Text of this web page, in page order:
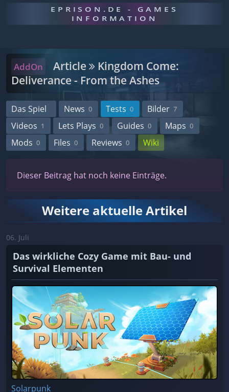
EPRISON.DE - GAMES
INFORMATION
AddOn Article
Kingdom Come:
Deliverance - From the Ashes
Das Spiel News 0 Tests 0 Bilder 7
Videos 1 Lets Plays 0 Guides 0 Maps 0
Mods 0 Files 0 Reviews 0 Wiki
Dieser Beitrag hat noch keine Einträge.
Weitere aktuelle Artikel
06. Juli
Das wirkliche Cozy Game mit Bau- und
Survival Elementen
Solarpunk